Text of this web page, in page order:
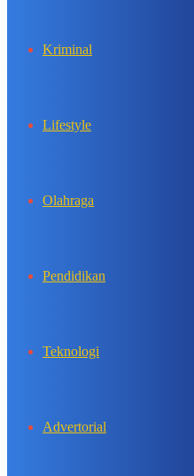
Kriminal
Lifestyle
Olahraga
Pendidikan
Teknologi
Advertorial